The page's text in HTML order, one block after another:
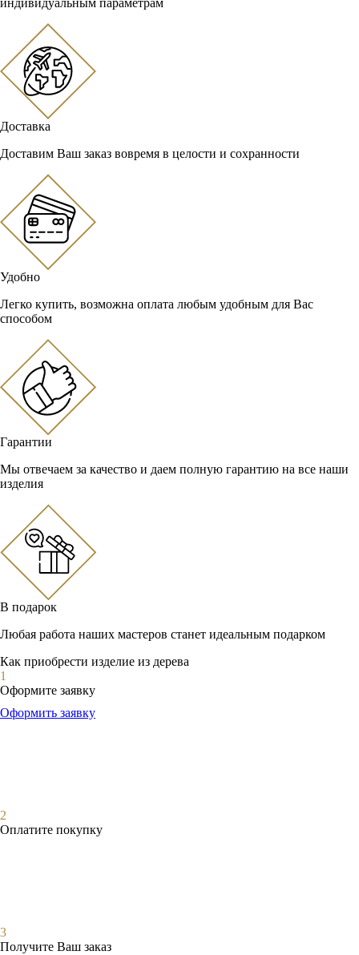
индивидуальным параметрам
Доставка
Доставим Ваш заказ вовремя в целости и сохранности
Удобно
Легко купить, возможна оплата любым удобным для Вас
способом
Гарантии
Мы отвечаем за качество и даем полную гарантию на все наши
изделия
В подарок
Любая работа наших мастеров станет идеальным подарком
Как приобрести изделие из дерева
1
Оформите заявку
Оформить заявку
2
Оплатите покупку
3
Получите Ваш заказ